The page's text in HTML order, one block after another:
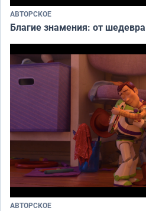
АВТОРСКОЕ
Благие знамения: от
АВТОРСКОЕ